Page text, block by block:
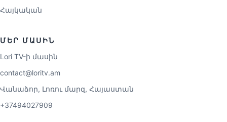
Հայկական
ՄԵՐ ՄԱՍԻՆ
Lori TV-ի մասին
contact@loritv.am
Վանաձոր, Լոռու մարզ, Հայաստան
+37494027909